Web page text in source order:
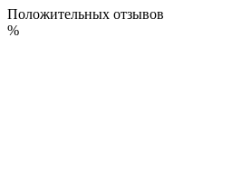
Положительных отзывов
%